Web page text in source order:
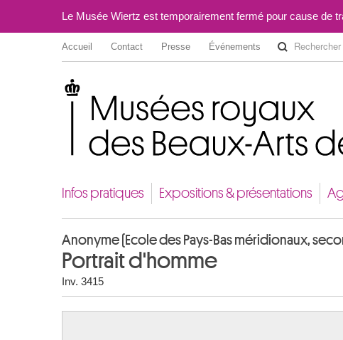
Le Musée Wiertz est temporairement fermé pour cause de
Accueil Contact Presse Événements
Infos pratiques Expositions & présentations
Anonyme (Ecole des Pays-Bas méridionaux,
Portrait d'homme
Inv. 3415